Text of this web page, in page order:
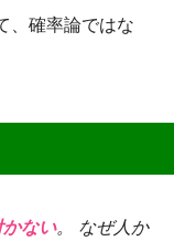
、確率論ではな
ない。 なぜ人か